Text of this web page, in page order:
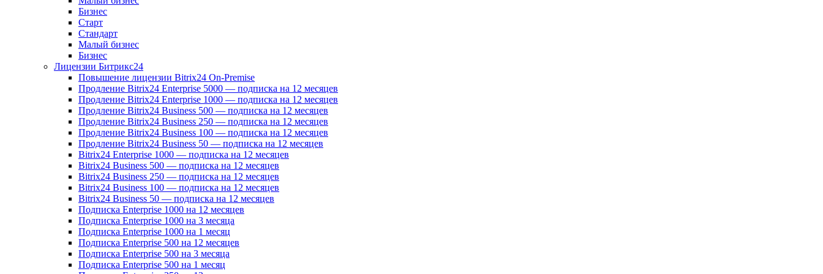
Бизнес
Старт
Стандарт
Малый бизнес
Бизнес
Лицензии Битрикс24
Повышение лицензии Bitrix24 On-Premise
Продление Bitrix24 Enterprise 5000 — подписка на 12 месяцев
Продление Bitrix24 Enterprise 1000 — подписка на 12 месяцев
Продление Bitrix24 Business 500 — подписка на 12 месяцев
Продление Bitrix24 Business 250 — подписка на 12 месяцев
Продление Bitrix24 Business 100 — подписка на 12 месяцев
Продление Bitrix24 Business 50 — подписка на 12 месяцев
Bitrix24 Enterprise 1000 — подписка на 12 месяцев
Bitrix24 Business 500 — подписка на 12 месяцев
Bitrix24 Business 250 — подписка на 12 месяцев
Bitrix24 Business 100 — подписка на 12 месяцев
Bitrix24 Business 50 — подписка на 12 месяцев
Подписка Enterprise 1000 на 12 месяцев
Подписка Enterprise 1000 на 3 месяца
Подписка Enterprise 1000 на 1 месяц
Подписка Enterprise 500 на 12 месяцев
Подписка Enterprise 500 на 3 месяца
Подписка Enterprise 500 на 1 месяц